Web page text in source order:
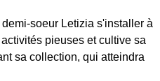
soeur Letizia s'installer à
pieuses et cultive sa
sa collection, qui atteindra